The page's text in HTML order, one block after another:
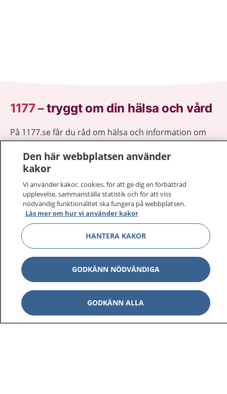
1177–tryggt om din hälsa och vård
På 1177.se får du råd om hälsa och information om
sjukdomar och vilka mottagningar du kan kontakta.
Logga in för att läsa din journal och göra dina
vårdärenden. Ring telefonnummer 1177 för
sjukvårdsrådgivning dygnet runt.
1177 ger dig råd när du vill må bättre.
1177 på flera språk Visa
Om 1177 Visa
Kontakt Visa
Den här webbplatsen använder
kakor
Vi använder kakor, cookies, för att ge dig en förbättrad
upplevelse, sammanställa statistik och för att viss
nödvändig funktionalitet ska fungera på webbplatsen.
Läs mer om hur vi använder kakor
HANTERA KAKOR
GODKÄNN NÖDVÄNDIGA
GODKÄNN ALLA